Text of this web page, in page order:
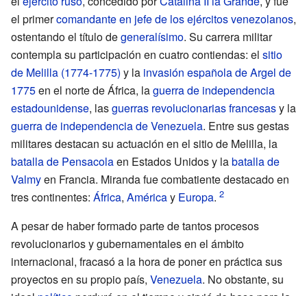
el primercomandante en jefe de los ejércitos venezolanos,
ostentando el título degeneralísimo. Su carrera militar
contempla su participación en cuatro contiendas: el sitio
de Melilla (1774-1775) y la invasión española de Argel de
1775en el norte de África, laguerra de independencia
estadounidense, lasguerras revolucionarias francesasy la
guerra de independencia de Venezuela. Entre sus gestas
militares destacan su actuación en el sitio de Melilla, la
batalla de Pensacolaen Estados Unidos y labatalla de
Valmyen Francia. Miranda fue combatiente destacado en
tres continentes: África, Américay Europa.
A pesar de haber formado parte de tantos procesos
revolucionarios y gubernamentales en el ámbito
internacional, fracasó a la hora de poner en práctica sus
proyectos en su propio país, Venezuela. No obstante, su